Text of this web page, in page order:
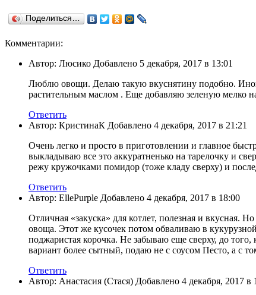
Поделиться…
Комментарии:
Автор: Люсико Добавлено 5 декабря, 2017 в 13:01
Люблю овощи. Делаю такую вкуснятину подобно.
растительным маслом . Еще добавляю зеленую мелко
Ответить
Автор: КристинаК Добавлено 4 декабря, 2017 в 21:21
Очень легко и просто в приготовлении и главное
выкладываю все это аккуратненько на тарелочку и
режу кружочками помидор (тоже кладу сверху) и
Ответить
Автор: EllePurple Добавлено 4 декабря, 2017 в 18:00
Отличная «закуска» для котлет, полезная и вкусная.
овоща. Этот же кусочек потом обваливаю в
поджаристая корочка. Не забываю еще сверху, до
вариант более сытный, подаю не с соусом Песто, а с
Ответить
Автор: Анастасия (Стася) Добавлено 4 декабря, 2017 в